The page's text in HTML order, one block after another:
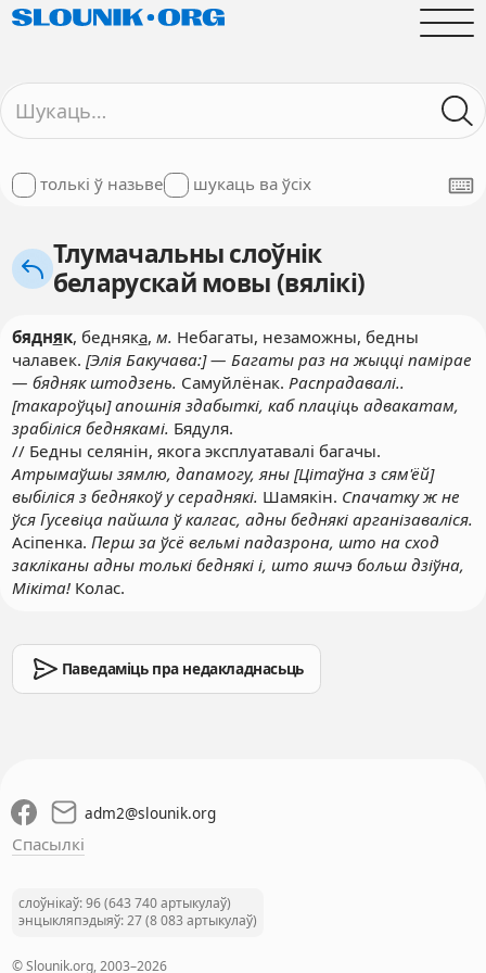
толькі ў назьве шукаць ва ўсіх
Тлумачальны слоўнік
беларускай мовы (вялікі)
бядняк, бедняка, м. Небагаты, незаможны, бедны
чалавек. [Элія Бакучава:] — Багаты раз на жыцці памірае
— бядняк штодзень. Самуйлёнак. Распрадавалі..
[такароўцы] апошнія здабыткі, каб плаціць адвакатам,
зрабіліся беднякамі. Бядуля.
// Бедны селянін, якога эксплуатавалі багачы.
Атрымаўшы зямлю, дапамогу, яны [Цітаўна з сям'ёй]
выбіліся з беднякоў у сераднякі. Шамякін. Спачатку ж не
ўся Гусевіца пайшла ў калгас, адны беднякі арганізаваліся.
Асіпенка. Перш за ўсё вельмі падазрона, што на сход
закліканы адны толькі беднякі і, што яшчэ больш дзіўна,
Мікіта!Колас.
Паведаміць пра недакладнасьць
adm2@slounik.org
Спасылкі
слоўнікаў: 96 (643 740 артыкулаў)
энцыкляпэдыяў: 27 (8 083 артыкулаў)
© Slounik.org, 2003–2026